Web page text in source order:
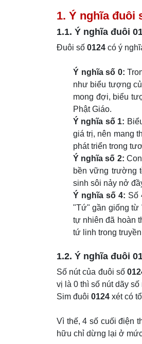
1. Ý nghĩa đuôi
1.1. Ý nghĩa đuôi
Đuôi số 0124 có ý
Ý nghĩa số 0:
như biểu tượng
mong đợi, biểu
Phật Giáo.
Ý nghĩa số 1:
giá trị, nên mang
phát triển trong
Ý nghĩa số 2:
bền vững trường
sinh sôi nảy nở
Ý nghĩa số 4: Số
"Tứ" gần giống từ
tự nhiên đã hoàn
tứ linh trong
1.2. Ý nghĩa đuôi
Số nút của đuôi số
vị là 0 thì số nút dãy
Sim đuôi 0124 xét có
Vì thế, 4 số cuối điện
hữu chỉ dừng lại ở